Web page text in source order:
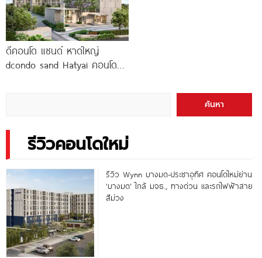
ดีคอนโด แซนด์ หาดใหญ่
dcondo sand Hatyai คอนโด
ค้นหา
รีวิวคอนโดใหม่
รีวิว Wynn บางมด-ประชาอุทิศ คอนโดใหม่ย่าน
‘บางมด’ ใกล้ มจธ., ทางด่วน และรถไฟฟ้าสาย
สีม่วง